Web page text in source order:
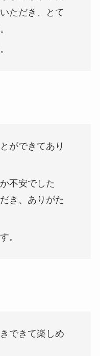
ただき、とて
ができてあり
不安でした
き、ありがた
。
できて楽しめ